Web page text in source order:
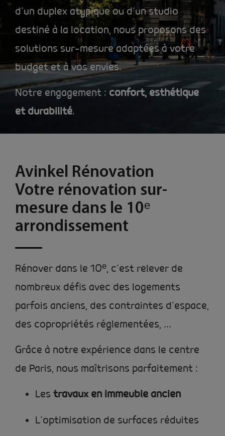
d’un duplex atypique ou d’un studio
destiné à la location, nous proposons des
solutions sur-mesure adaptées à votre
budget et à vos envies.
Notre engagement : confort, esthétique
et durabilité.
Avinkel Rénovation
Votre rénovation sur-
mesure dans le 10ᵉ
arrondissement
Rénover dans le 10ᵉ, c’est relever de
nombreux défis avec des logements
parfois anciens, des contraintes d’espace,
des copropriétés réglementées, …
Grâce à notre expérience dans le centre
de Paris, nous maîtrisons parfaitement :
Les travaux en immeuble ancien
L’optimisation de surfaces réduites